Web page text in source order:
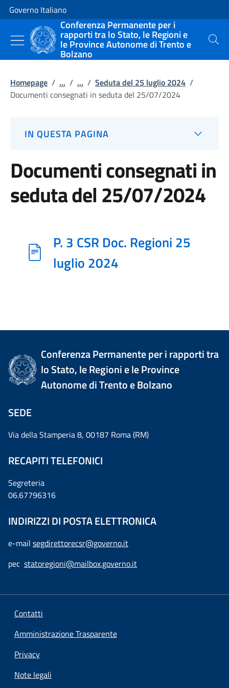
Vai al contenuto
Vai alla navigazione del sito
Governo Italiano
Conferenza Permanente per i
rapporti tra lo Stato, le Regioni e
le Province Autonome di Trento e
Bolzano
Cerca
Homepage / ... / ... / Seduta del 25 luglio 2024 /
Documenti consegnati in seduta del 25/07/2024
IN QUESTA PAGINA
Documenti consegnati in
seduta del 25/07/2024
P. 3 CSR Doc. Regioni 25
luglio 2024
Conferenza Permanente per i rapporti tra
lo Stato, le Regioni e le Province
Autonome di Trento e Bolzano
SEDE
Via della Stamperia 8, 00187 Roma (RM)
RECAPITI TELEFONICI
Segreteria
06.67796316
INDIRIZZI DI POSTA ELETTRONICA
e-mail segdirettorecsr@governo.it
pec statoregioni@mailbox.governo.it
Contatti
Amministrazione Trasparente
Privacy
Note legali